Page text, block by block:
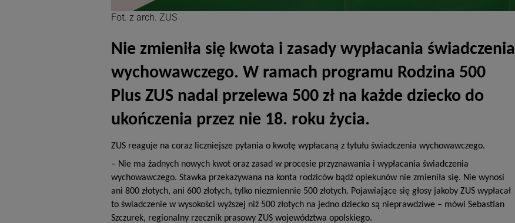
Fot. z arch. ZUS
Nie zmieniła się kwota i zasady wypłacania świadczenia
wychowawczego. W ramach programu Rodzina 500
Plus ZUS nadal przelewa 500 zł na każde dziecko do
ukończenia przez nie 18. roku życia.
ZUS reaguje na coraz liczniejsze pytania o kwotę wypłacaną z tytułu świadczenia wychowawczego.
– Nie ma żadnych nowych kwot oraz zasad w procesie przyznawania i wypłacania świadczenia
wychowawczego. Stawka przekazywana na konta rodziców bądź opiekunów nie zmieniła się. Nie wynosi
ani 800 złotych, ani 600 złotych, tylko niezmiennie 500 złotych. Pojawiające się głosy jakoby ZUS wypłacał
to świadczenie w wysokości wyższej niż 500 złotych na jedno dziecko są nieprawdziwe – mówi Sebastian
Szczurek, regionalny rzecznik prasowy ZUS województwa opolskiego.